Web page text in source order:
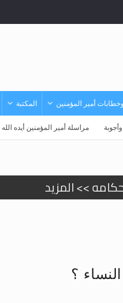
أمير المؤمنين المكتبة
مراسلة أمير المؤمنين أيده الله
>> المزيد
؟